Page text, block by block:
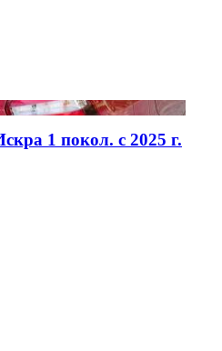
1 покол. с 2025 г.